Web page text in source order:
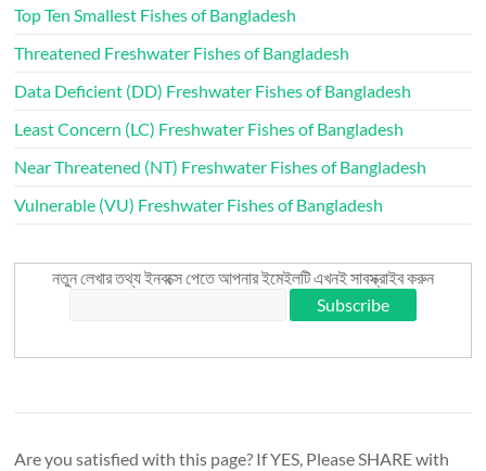
Top Ten Smallest Fishes of Bangladesh
Threatened Freshwater Fishes of Bangladesh
Data Deficient (DD) Freshwater Fishes of Bangladesh
Least Concern (LC) Freshwater Fishes of Bangladesh
Near Threatened (NT) Freshwater Fishes of Bangladesh
Vulnerable (VU) Freshwater Fishes of Bangladesh
নতুন লেখার তথ্য ইনবক্সে পেতে আপনার ইমেইলটি এখনই সাবস্ক্রাইব করুন
Are you satisfied with this page? If YES, Please SHARE with